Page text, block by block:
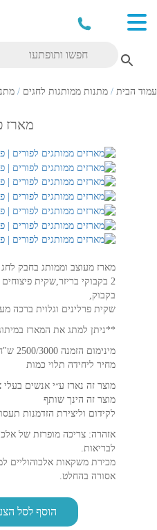
עמוד הבית / מתנות ממותגות לחגים /
מארז
מארז מעוצב וממותג בחבק לחג
2 בקבוקי בריזר,שקית
בקבוק,
שקית פרלינים וגלוית ברכה
**ניתן למתג את המארז
מינימום הזמנה 2500/3000 ש"ח לא כולל מע"מ
מחיר ליחידה תלוי כמות
מוצר זה נארז ע״י אנשים
מוצר זה הינך שותף
לקידום וליצירת הזדמנות
אזהרה: צריכה מופרזת של
לבריאות.
אסורה בהחלט.
הוסף לסל